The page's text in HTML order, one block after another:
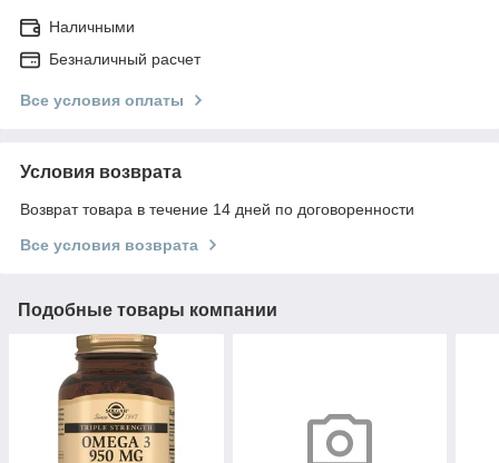
Наличными
Безналичный расчет
Все условия оплаты
Условия возврата
Возврат товара в течение 14 дней по договоренности
Все условия возврата
Подобные товары компании